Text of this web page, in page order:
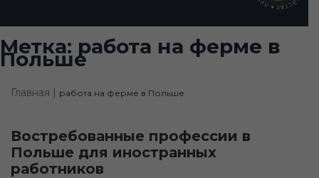
Метка: работа на ферме в
Польше
Главная | работа на ферме в Польше
Востребованные профессии в
Польше для иностранных
работников